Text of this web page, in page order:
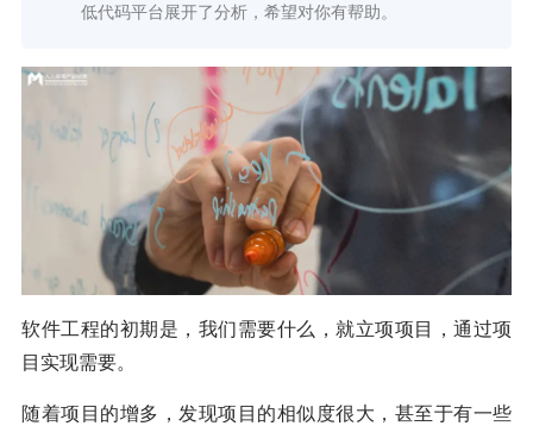
低代码平台展开了分析，希望对你有帮助。
软件工程的初期是，我们需要什么，就立项项目，通过项
目实现需要。
随着项目的增多，发现项目的相似度很大，甚至于有一些